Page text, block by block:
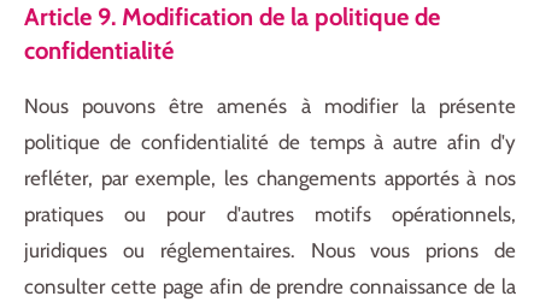
Article 9. Modification de la politique de
confidentialité
Nous pouvons être amenés à modifier la présente
politique de confidentialité de temps à autre afin d'y
refléter, par exemple, les changements apportés à nos
pratiques ou pour d'autres motifs opérationnels,
juridiques ou réglementaires. Nous vous prions de
consulter cette page afin de prendre connaissance de la